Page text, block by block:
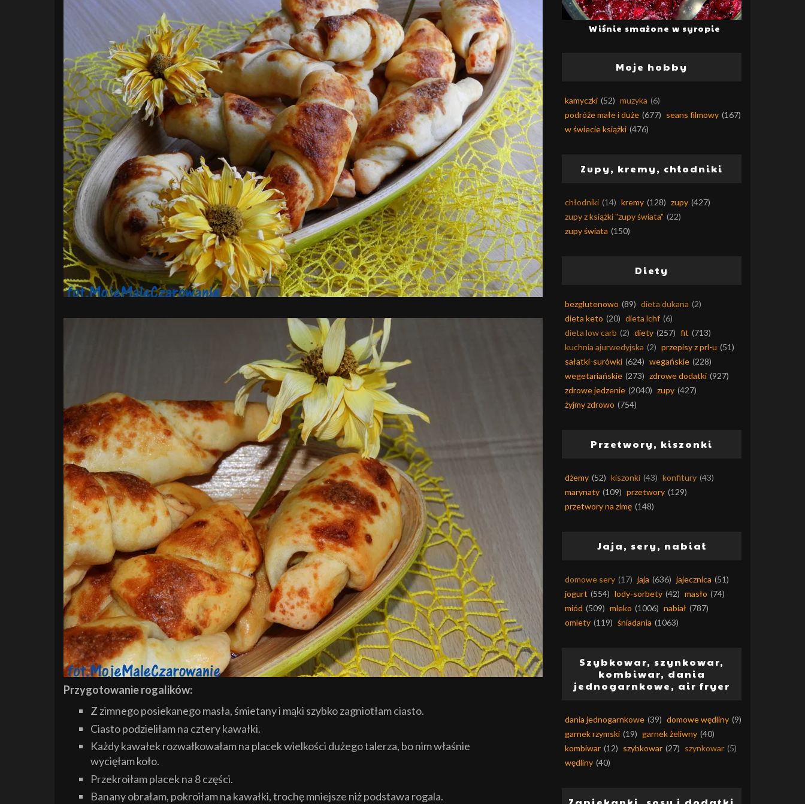
Przygotowanie rogalików:
Z zimnego posiekanego masła, śmietany i mąki szybko zagniotłam ciasto.
Ciasto podzieliłam na cztery kawałki.
Każdy kawałek rozwałkowałam na placek wielkości dużego talerza, bo nim właśnie
wycięłam koło.
Przekroiłam placek na 8 części.
Banany obrałam, pokroiłam na kawałki, trochę mniejsze niż podstawa rogala.
Wiśnie smażone w syropie
Moje hobby
kamyczki (52) muzyka (6)
podróże małe i duże (677) seans filmowy (167)
w świecie książki (476)
Zupy, kremy, chłodniki
chłodniki (14) kremy (128) zupy (427)
zupy z książki "zupy świata" (22)
zupy świata (150)
Diety
bezglutenowo (89) dieta dukana (2)
dieta keto (20) dieta lchf (6)
dieta low carb (2) diety (257) fit (713)
kuchnia ajurwedyjska (2) przepisy z prl-u (51)
sałatki-surówki (624) wegańskie (228)
wegetariańskie (273) zdrowe dodatki (927)
zdrowe jedzenie (2040) zupy (427)
żyjmy zdrowo (754)
Przetwory, kiszonki
dżemy (52) kiszonki (43) konfitury (43)
marynaty (109) przetwory (129)
przetwory na zimę (148)
Jaja, sery, nabiał
domowe sery (17) jaja (636) jajecznica (51)
jogurt (554) lody-sorbety (42) masło (74)
miód (509) mleko (1006) nabiał (787)
omlety (119) śniadania (1063)
Szybkowar, szynkowar,
kombiwar, dania
jednogarnkowe, air fryer
dania jednogarnkowe (39) domowe wędliny (9)
garnek rzymski (19) garnek żeliwny (40)
kombiwar (12) szybkowar (27) szynkowar (5)
wędliny (40)